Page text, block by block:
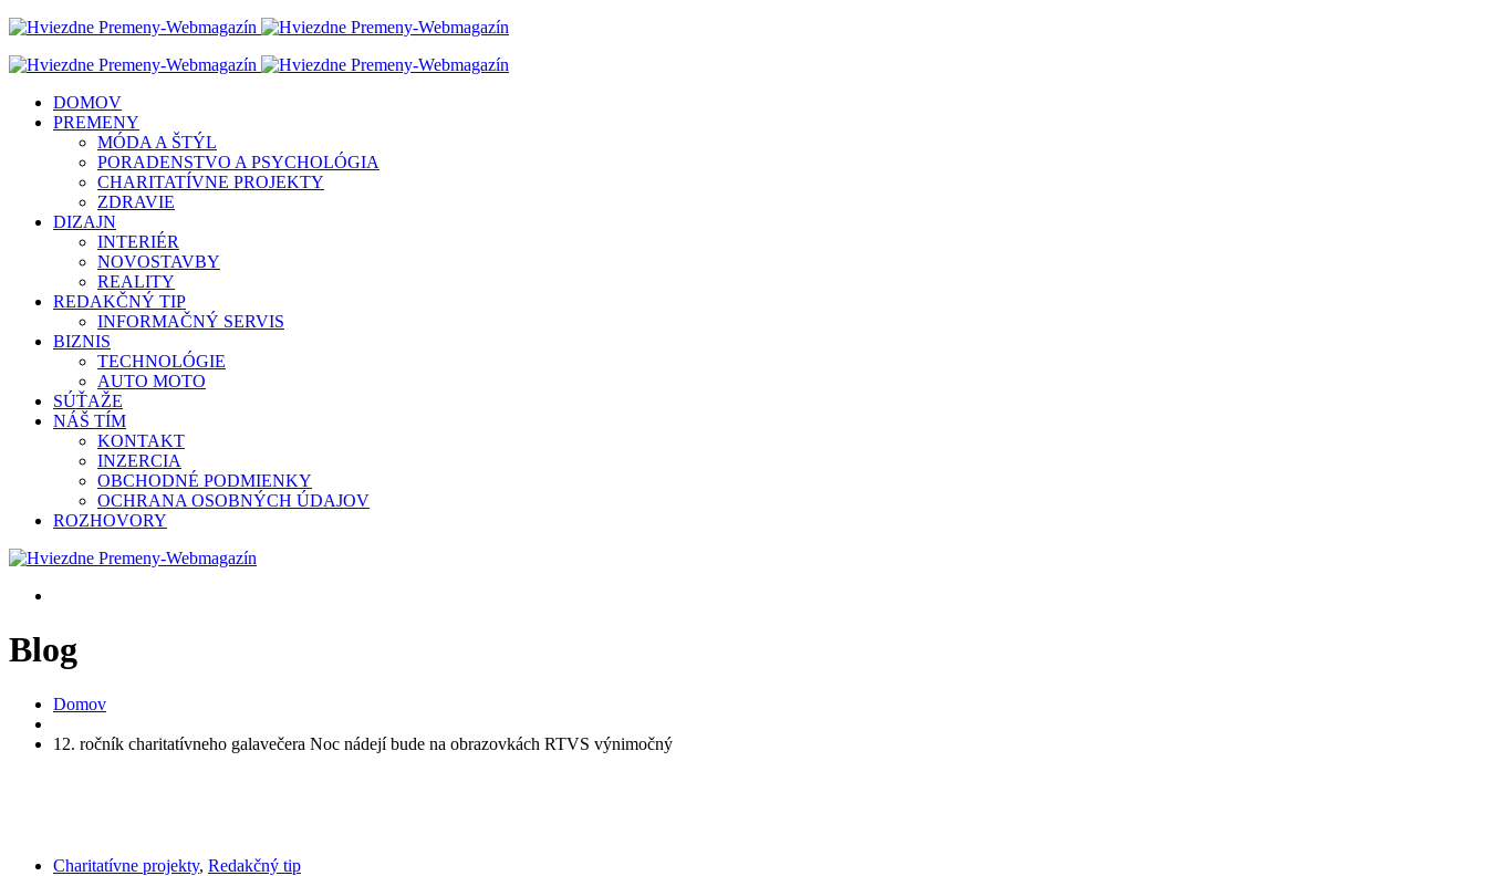
DOMOV
PREMENY
MÓDA A ŠTÝL
PORADENSTVO A PSYCHOLÓGIA
CHARITATÍVNE PROJEKTY
ZDRAVIE
DIZAJN
INTERIÉR
NOVOSTAVBY
REALITY
REDAKČNÝ TIP
INFORMAČNÝ SERVIS
BIZNIS
TECHNOLÓGIE
AUTO MOTO
SÚŤAŽE
NÁŠ TÍM
KONTAKT
INZERCIA
OBCHODNÉ PODMIENKY
OCHRANA OSOBNÝCH ÚDAJOV
ROZHOVORY
Blog
Domov
12. ročník charitatívneho galavečera Noc nádejí bude na obrazovkách RTVS výnimočný
Charitatívne projekty, Redakčný tip